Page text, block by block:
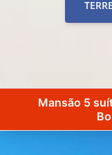
Mansão 5